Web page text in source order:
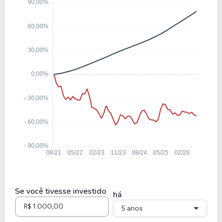
RENT3
SMFT3
16,50
CYRE3
0,93 18,60%
Se você tivesse investido há
5 anos